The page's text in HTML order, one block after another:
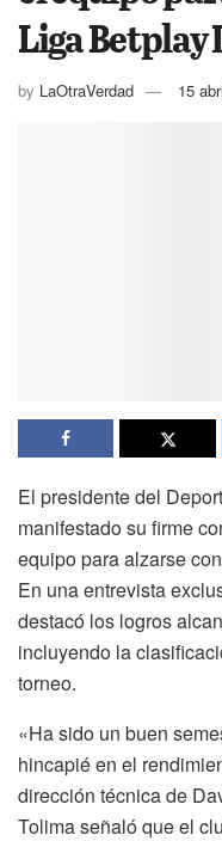
Liga Betplay
by LaOtraVerdad 15
El presidente del
manifestado su firme
equipo para alzarse
En una entrevista
destacó los logros
incluyendo la
torneo.
«Ha sido un buen
hincapié en el
dirección técnica de
Tolima señaló que el